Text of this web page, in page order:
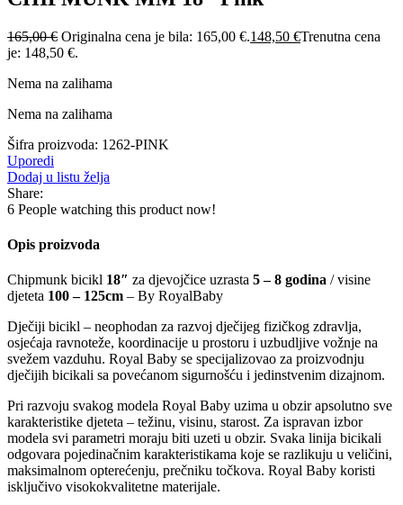
165,00€ Originalna cena je bila: 165,00 €.148,50 €Trenutna cena
je: 148,50 €.
Nema na zalihama
Nema na zalihama
Šifra proizvoda: 1262-PINK
Uporedi
Dodaj u listu želja
Share:
6 People watching this product now!
Opis proizvoda
Chipmunk bicikl 18″ za djevojčice uzrasta 5 – 8 godina / visine
djeteta 100 – 125cm – By RoyalBaby
Dječiji bicikl – neophodan za razvoj dječijeg fizičkog zdravlja,
osjećaja ravnoteže, koordinacije u prostoru i uzbudljive vožnje na
svežem vazduhu. Royal Baby se specijalizovao za proizvodnju
dječijih bicikali sa povećanom sigurnošću i jedinstvenim dizajnom.
Pri razvoju svakog modela Royal Baby uzima u obzir apsolutno sve
karakteristike djeteta – težinu, visinu, starost. Za ispravan izbor
modela svi parametri moraju biti uzeti u obzir. Svaka linija bicikali
odgovara pojedinačnim karakteristikama koje se razlikuju u veličini,
maksimalnom opterećenju, prečniku točkova. Royal Baby koristi
isključivo visokokvalitetne materijale.